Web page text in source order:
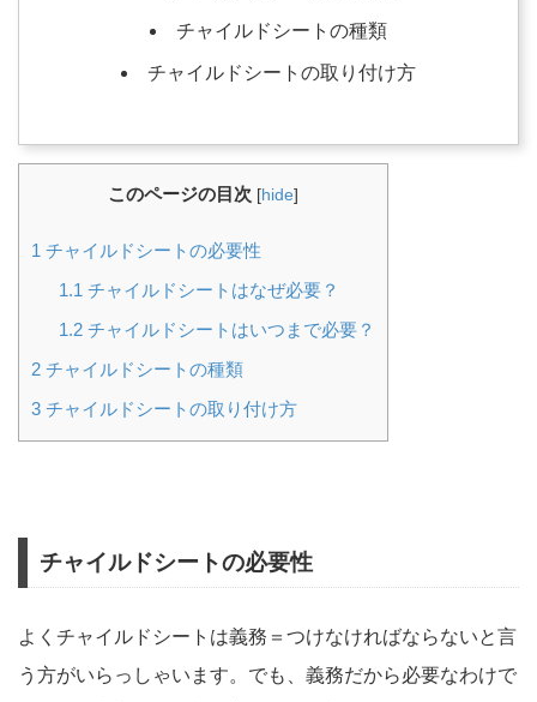
チャイルドシートの種類
チャイルドシートの取り付け方
このページの目次 [hide]
1 チャイルドシートの必要性
1.1 チャイルドシートはなぜ必要？
1.2チャイルドシートはいつまで必要？
2 チャイルドシートの種類
3 チャイルドシートの取り付け方
チャイルドシートの必要性
よくチャイルドシートは義務＝つけなければならないと言
う方がいらっしゃいます。でも、義務だから必要なわけで